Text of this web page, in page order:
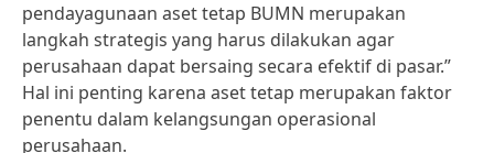
pendayagunaan aset tetap BUMN merupakan
langkah strategis yang harus dilakukan agar
perusahaan dapat bersaing secara efektif di pasar.”
Hal ini penting karena aset tetap merupakan faktor
penentu dalam kelangsungan operasional
perusahaan.